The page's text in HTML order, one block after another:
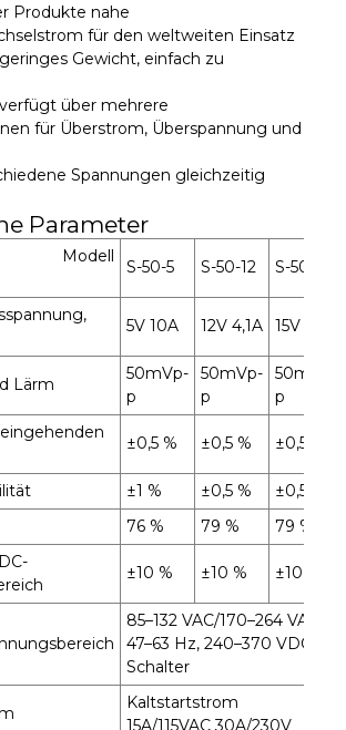
Produkte nahe
für den weltweiten Einsatz
Gewicht, einfach zu
über mehrere
für Überstrom, Überspannung und
Spannungen gleichzeitig
Parameter
Modell
S-50-5 S-50-12 S-50-15
5V 10A 12V 4,1A 15V 3,3A
Lärm
50mVp-
p
50mVp-
p
50mVp-
p
±0,5 % ±0,5 % ±0,5 %
±1 % ±0,5 %
±0,5 %
76 % 79 %
79 %
±10 % ±10 % ±10 %
85–132 VAC/170–264 VAC
47–63 Hz, 240–370 VDC,
Schalter
Kaltstartstrom
15A/115VAC 30A/230V